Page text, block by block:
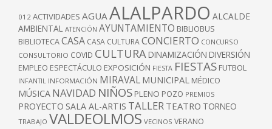
012 ACTIVIDADES AGUA ALALPARDO ALCALDE
AMBIENTAL ATENCIÓN AYUNTAMIENTO BIBLIOBUS
BIBLIOTECACASA CASA CULTURACONCIERTO CONCURSO
CONSULTORIO COVID CULTURA DINAMIZACIÓN DIVERSIÓN
EMPLEO ESPECTÁCULO EXPOSICIÓN FIESTA FIESTAS FUTBOL
INFANTIL INFORMACIÓN MIRAVAL MUNICIPAL MÉDICO
MÚSICA NAVIDAD NIÑOS PLENO POZO PREMIOS
PROYECTO SALA AL-ARTIS TALLER TEATRO TORNEO
TRABAJO VALDEOLMOS VECINOS VERANO